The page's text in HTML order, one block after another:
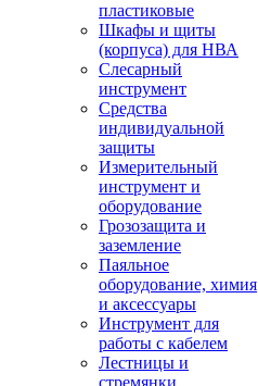
пластиковые
Шкафы и щиты
(корпуса) для НВА
Слесарный
инструмент
Средства
индивидуальной
защиты
Измерительный
инструмент и
оборудование
Грозозащита и
заземление
Паяльное
оборудование, химия
и аксессуары
Инструмент для
работы с кабелем
Лестницы и
стремянки